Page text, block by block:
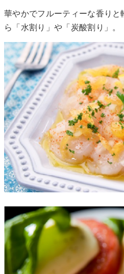
華やかでフルーティーな香りと
ら「水割り」や「炭酸割り」。